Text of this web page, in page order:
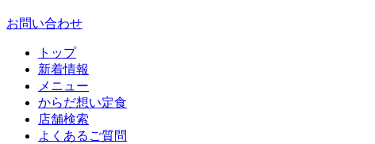
お問い合わせ
トップ
新着情報
メニュー
からだ想い定食
店舗検索
よくあるご質問